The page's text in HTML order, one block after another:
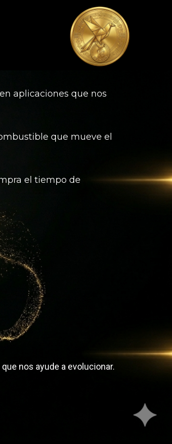
aplicaciones que nos
que mueve el
el tiempo de
nos ayude a evolucionar.